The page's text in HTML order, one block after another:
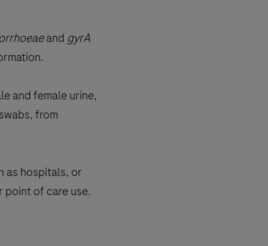
and gyrA
and female urine,
from
as hospitals, or
point of care use.